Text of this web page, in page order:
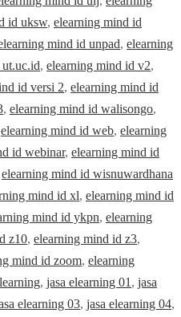
id uksw, elearning mind id
mind id unpad, elearning
, elearning mind id v2,
id versi 2, elearning mind id
, elearning mind id walisongo,
elearning mind id web, elearning
id webinar, elearning mind id
elearning mind id wisnuwardhana
mind id xl, elearning mind id
mind id ykpn, elearning
z10, elearning mind id z3,
mind id zoom, elearning
, jasa elearning 01, jasa
elearning 03, jasa elearning 04,